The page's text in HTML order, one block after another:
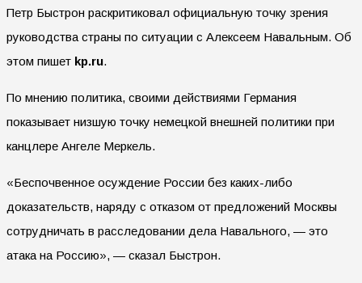
Петр Быстрон раскритиковал официальную точку зрения
руководства страны по ситуации с Алексеем Навальным. Об
этом пишет kp.ru.
По мнению политика, своими действиями Германия
показывает низшую точку немецкой внешней политики при
канцлере Ангеле Меркель.
«Беспочвенное осуждение России без каких-либо
доказательств, наряду с отказом от предложений Москвы
сотрудничать в расследовании дела Навального, — это
атака на Россию», — сказал Быстрон.